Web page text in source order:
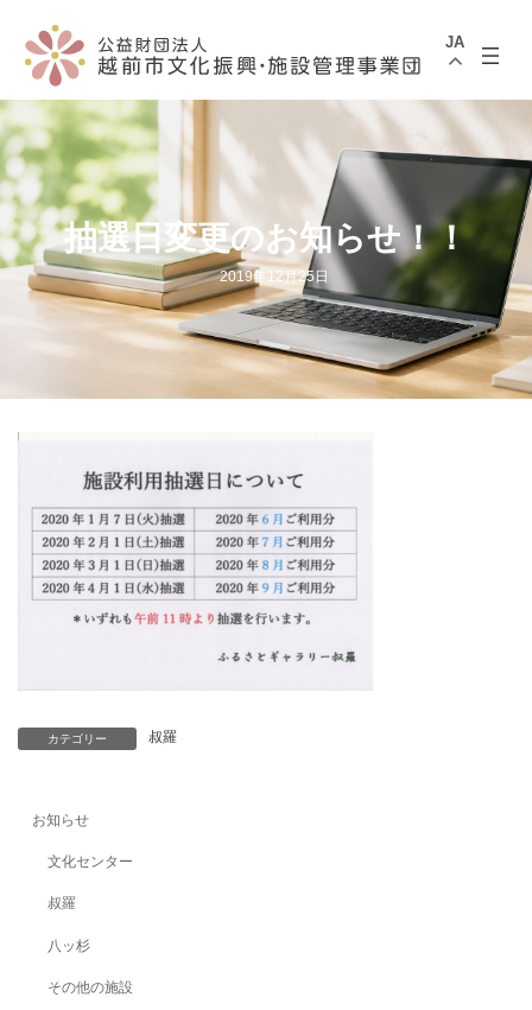
へ
ス
キ
ッ
プ
ョ
ン
に
移
動
JA
抽選日変更のお知らせ！！
2019年12月25日
カテゴリー 叔羅
お知らせ
文化センター
叔羅
八ッ杉
その他の施設